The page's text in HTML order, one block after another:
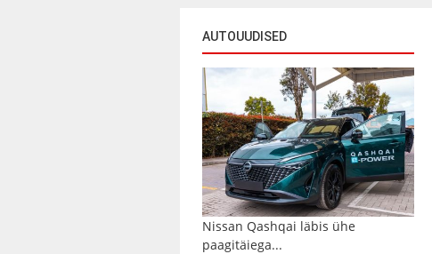
AUTOUUDISED
Nissan Qashqai läbis ühe
paagitäiega...